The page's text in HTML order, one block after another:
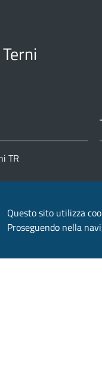
TR
Questo sito utilizza
Proseguendo nella